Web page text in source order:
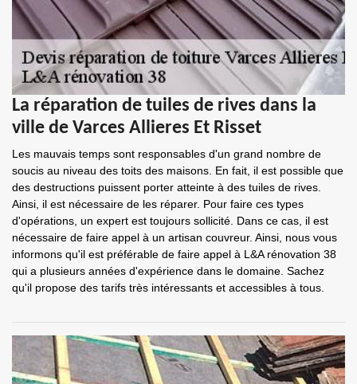
La réparation de tuiles de rives dans la
ville de Varces Allieres Et Risset
Les mauvais temps sont responsables d'un grand nombre de
soucis au niveau des toits des maisons. En fait, il est possible que
des destructions puissent porter atteinte à des tuiles de rives.
Ainsi, il est nécessaire de les réparer. Pour faire ces types
d'opérations, un expert est toujours sollicité. Dans ce cas, il est
nécessaire de faire appel à un artisan couvreur. Ainsi, nous vous
informons qu'il est préférable de faire appel à L&A rénovation 38
qui a plusieurs années d'expérience dans le domaine. Sachez
qu'il propose des tarifs très intéressants et accessibles à tous.